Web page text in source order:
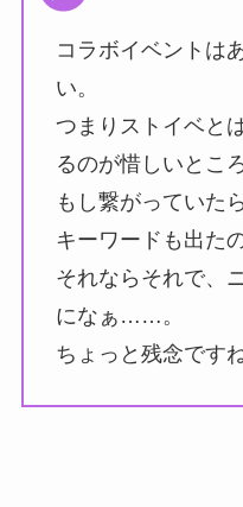
コラボイベントは
い。
つまりストイベと
るのが惜しいとこ
もし繋がっていた
キーワードも出た
それならそれで、
になぁ……。
ちょっと残念です